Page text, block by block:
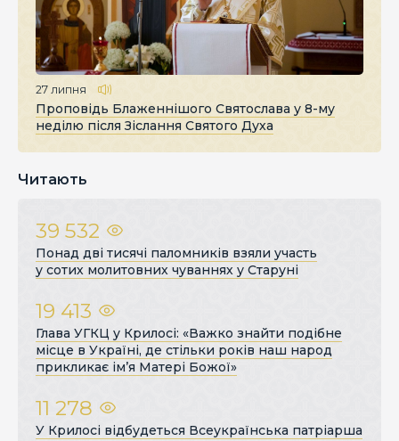
27 липня
Проповідь Блаженнішого Святослава у 8-му
неділю після Зіслання Святого Духа
Читають
39 532
Понад дві тисячі паломників взяли участь
у сотих молитовних чуваннях у Старуні
19 413
Глава УГКЦ у Крилосі: «Важко знайти подібне
місце в Україні, де стільки років наш народ
прикликає ім’я Матері Божої»
11 278
У Крилосі відбудеться Всеукраїнська патріарша